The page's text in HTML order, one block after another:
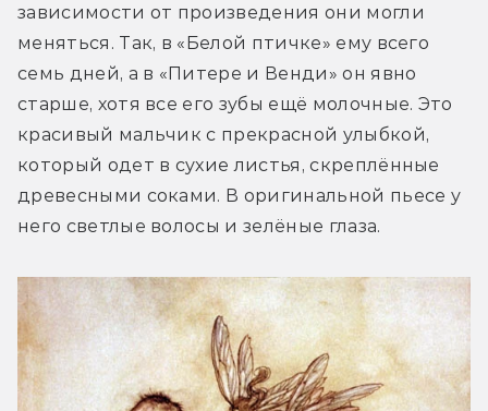
зависимости от произведения они могли
меняться. Так, в «Белой птичке» ему всего
семь дней, а в «Питере и Венди» он явно
старше, хотя все его зубы ещё молочные. Это
красивый мальчик с прекрасной улыбкой,
который одет в сухие листья, скреплённые
древесными соками. В оригинальной пьесе у
него светлые волосы и зелёные глаза.